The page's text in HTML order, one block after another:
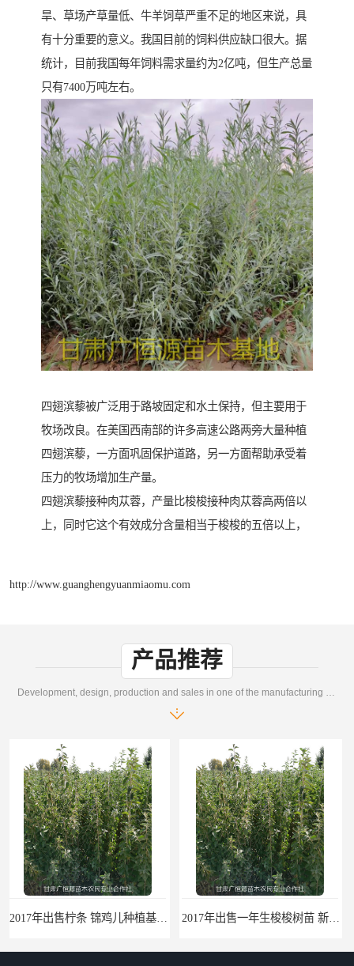
旱、草场产草量低、牛羊饲草严重不足的地区来说，具
有十分重要的意义。我国目前的饲料供应缺口很大。据
统计，目前我国每年饲料需求量约为2亿吨，但生产总量
只有7400万吨左右。
四翅滨藜被广泛用于路坡固定和水土保持，但主要用于
牧场改良。在美国西南部的许多高速公路两旁大量种植
四翅滨藜，一方面巩固保护道路，另一方面帮助承受着
压力的牧场增加生产量。
四翅滨藜接种肉苁蓉，产量比梭梭接种肉苁蓉高两倍以
上，同时它这个有效成分含量相当于梭梭的五倍以上，
http://www.guanghengyuanmiaomu.com
产品推荐
梭梭苗|梭梭树苗|甘肃梭梭草种植基地|广恒源苗木基地